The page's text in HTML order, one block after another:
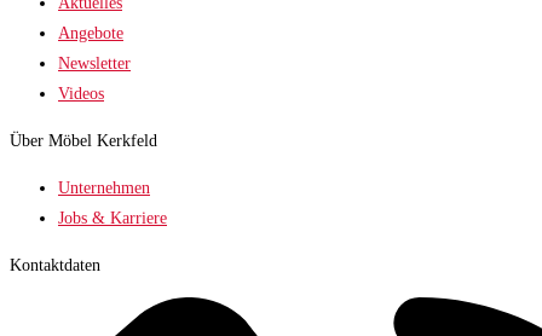
Angebote
Newsletter
Videos
Über Möbel Kerkfeld
Unternehmen
Jobs & Karriere
Kontaktdaten